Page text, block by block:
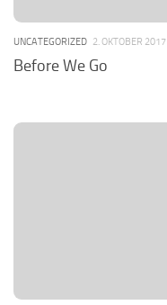
UNCATEGORIZED 2. OKTOBER 2017
Before We Go